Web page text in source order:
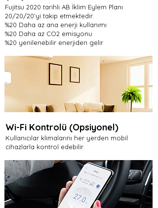
Fujitsu 2020 tarihli AB İklim Eylem Planı
20/20/20’yi takip etmektedir.
%20 Daha az ana enerji kullanımı
%20 Daha az CO2 emisyonu
%20 yenilenebilir enerjiden gelir
Wi-Fi Kontrolü (Opsiyonel)
Kullanıcılar klimalarını her yerden mobil
cihazlarla kontrol edebilir.